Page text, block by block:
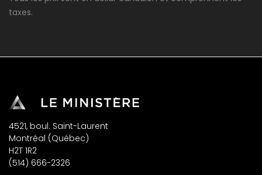
taxes.
4521, boul. Saint-Laurent
Montréal (Québec)
H2T 1R2
(514) 666-2326